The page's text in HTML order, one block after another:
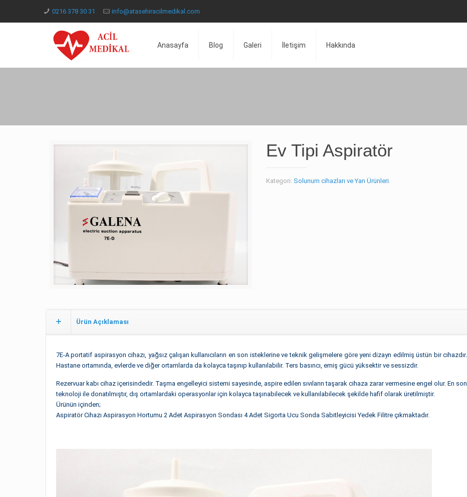
0216 378 30 31 info@atasehiracilmedikal.com
Anasayfa Blog Galeri İletişim Hakkında
Ev Tipi Aspiratör
Kategori: Solunum cihazları ve Yan Ürünleri.
Ürün Açıklaması
7E-A portatif aspirasyon cihazı, yağsız çalışan kullanıcıların en son isteklerine ve teknik gelişmelere göre yeni dizayn edilmiş üstün bir cihazdır.
Hastane ortamında, evlerde ve diğer ortamlarda da kolayca taşınıp kullanılabilir. Ters basıncı, emiş gücü yüksektir ve sessizdir.
Rezervuar kabı cihaz içerisindedir. Taşma engelleyici sistemi sayesinde, aspire edilen sıvıların taşarak cihaza zarar vermesine engel olur. En son
teknoloji ile donatılmıştır, dış ortamlardaki operasyonlar için kolayca taşınabilecek ve kullanılabilecek şekilde hafif olarak üretilmiştir.
Ürünün içinden;
Aspiratör Cihazı Aspirasyon Hortumu 2 Adet Aspirasyon Sondası 4 Adet Sigorta Ucu Sonda SabitleyicisiYedek Filitre çıkmaktadır.